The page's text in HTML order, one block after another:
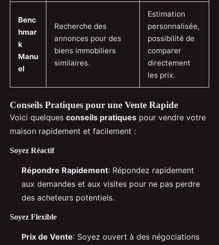
Benc
hmar
k
Manu
el
Recherche des
annonces pour des
biens immobiliers
similaires.
Estimation
personnalisée,
possibilité de
comparer
directement
les prix.
Conseils Pratiques pour une Vente Rapide
Voici quelques conseils pratiques pour vendre votre
maison rapidement et facilement :
Soyez Réactif
Répondre Rapidement: Répondez rapidement
aux demandes et aux visites pour ne pas perdre
des acheteurs potentiels.
Soyez Flexible
Prix de Vente: Soyez ouvert à des négociations